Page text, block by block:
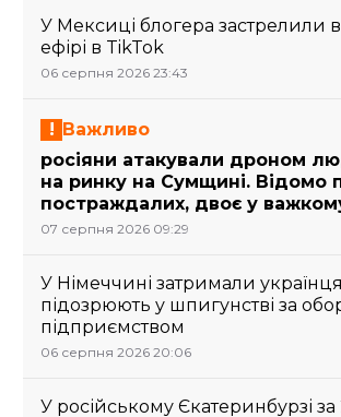
У Мексиці блогера застрелили
ефірі в TikTok
06 серпня 2026 23:43
Важливо
росіяни атакували дроном
на ринку на Сумщині. Відомо
постраждалих, двоє у
07 серпня 2026 09:29
У Німеччині затримали
підозрюють у шпигунстві за
підприємством
06 серпня 2026 20:06
У російському Єкатеринбурзі